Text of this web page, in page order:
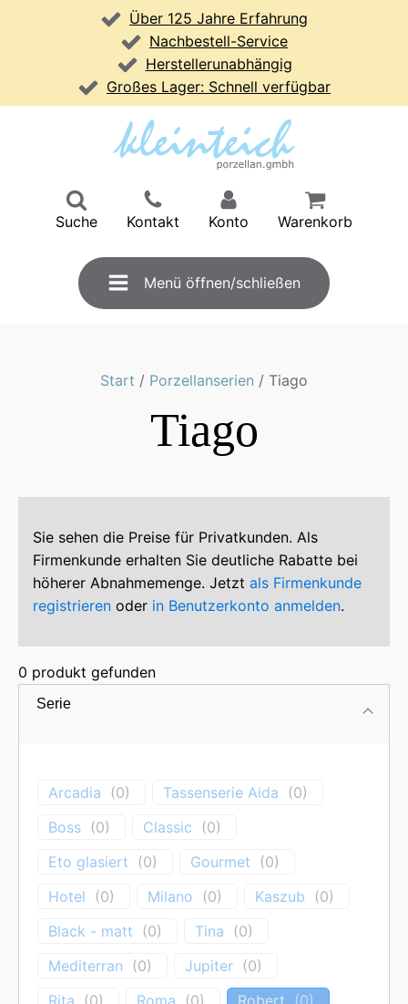
Über 125 Jahre Erfahrung
Nachbestell-Service
Herstellerunabhängig
Großes Lager: Schnell verfügbar
Suche Kontakt Konto Warenkorb
Menü öffnen/schließen
Start / Porzellanserien / Tiago
Tiago
Sie sehen die Preise für Privatkunden. Als
Firmenkunde erhalten Sie deutliche Rabatte bei
höherer Abnahmemenge. Jetzt als Firmenkunde
registrieren oder in Benutzerkonto anmelden.
0 produkt gefunden
Serie
Arcadia (0) Tassenserie Aida (0)
Boss (0) Classic (0)
Eto glasiert
(0) Gourmet (0)
Hotel
(0) Milano (0) Kaszub (0)
Black - matt
(0) Tina (0)
Mediterran
(0) Jupiter (0)
Rita
(0) Roma (0) Robert (0)
Preis
Es wurden keine Produkte gefunden, die